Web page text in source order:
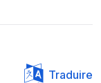
Traduire